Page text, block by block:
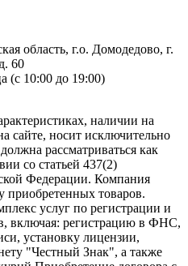
область, г.о. Домодедово, г.
60
(с 10:00 до 19:00)
наличии на
сайте, носит исключительно
рассматриваться как
со статьей 437(2)
Федерации. Компания
приобретенных товаров.
услуг по регистрации и
включая: регистрацию в ФНС,
установку лицензии,
"Честный Знак", а также